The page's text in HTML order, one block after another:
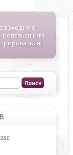
или